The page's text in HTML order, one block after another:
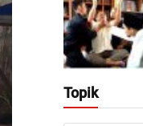
Topik